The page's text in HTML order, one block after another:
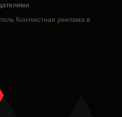
Контекстная реклама в